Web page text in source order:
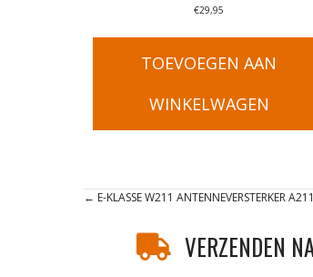
€29,95
TOEVOEGEN AAN
WINKELWAGEN
Posts
navigation
← E-KLASSE W211 ANTENNEVERSTERKER
VERZENDEN